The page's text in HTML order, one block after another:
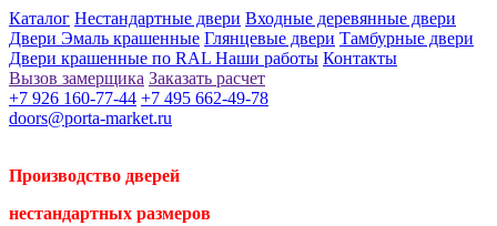
Каталог Нестандартные двери Входные деревянные двери
Двери Эмаль крашенные Глянцевые двери Тамбурные двери
Двери крашенные по RAL Наши работы Контакты
Вызов замерщика Заказать расчет
+7 926 160-77-44 +7 495 662-49-78
doors@porta-market.ru
Производство дверей
нестандартных размеров